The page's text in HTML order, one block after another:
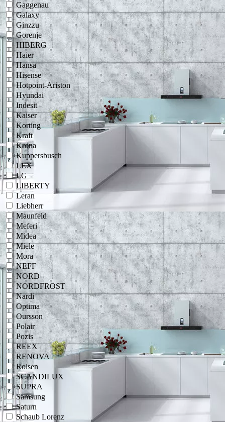
Gaggenau
Galaxy
Ginzzu
Gorenje
HIBERG
Haier
Hansa
Hisense
Hotpoint-Ariston
Hyundai
Indesit
Kaiser
Korting
Kraft
Krona
Kuppersbusch
LEX
LG
LIBERTY
Leran
Liebherr
Maunfeld
Meferi
Midea
Miele
Mora
NEFF
NORD
NORDFROST
Nardi
Optima
Oursson
Polair
Pozis
REEX
RENOVA
Rolsen
SCANDILUX
SUPRA
Samsung
Saturn
Schaub Lorenz